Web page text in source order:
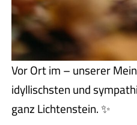
Vor Ort im – unserer
idyllischsten und
ganz Lichtenstein. ✨